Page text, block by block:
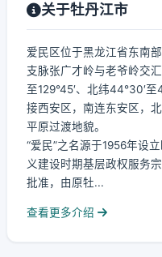
关于牡丹江市
爱民区位于黑龙江省东南
支脉张广才岭与老爷岭交
至129°45′、北纬44°30′
接西安区，南连东安区，
平原过渡地貌。
“爱民”之名源于1956年设
义建设时期基层政权服务
批准，由原牡...
查看更多介绍